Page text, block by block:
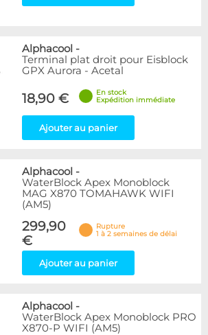
Alphacool -
Terminal plat droit pour Eisblock
GPX Aurora - Acetal
18,90 €
En stock
Expédition immédiate
Ajouter au panier
Alphacool -
WaterBlock Apex Monoblock
MAG X870 TOMAHAWK WIFI
(AM5)
299,90
€
Rupture
1 à 2 semaines de délai
Ajouter au panier
Alphacool -
WaterBlock Apex Monoblock PRO
X870-P WIFI (AM5)